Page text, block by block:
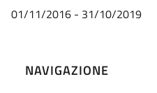
01/11/2016 - 31/10/2019
NAVIGAZIONE